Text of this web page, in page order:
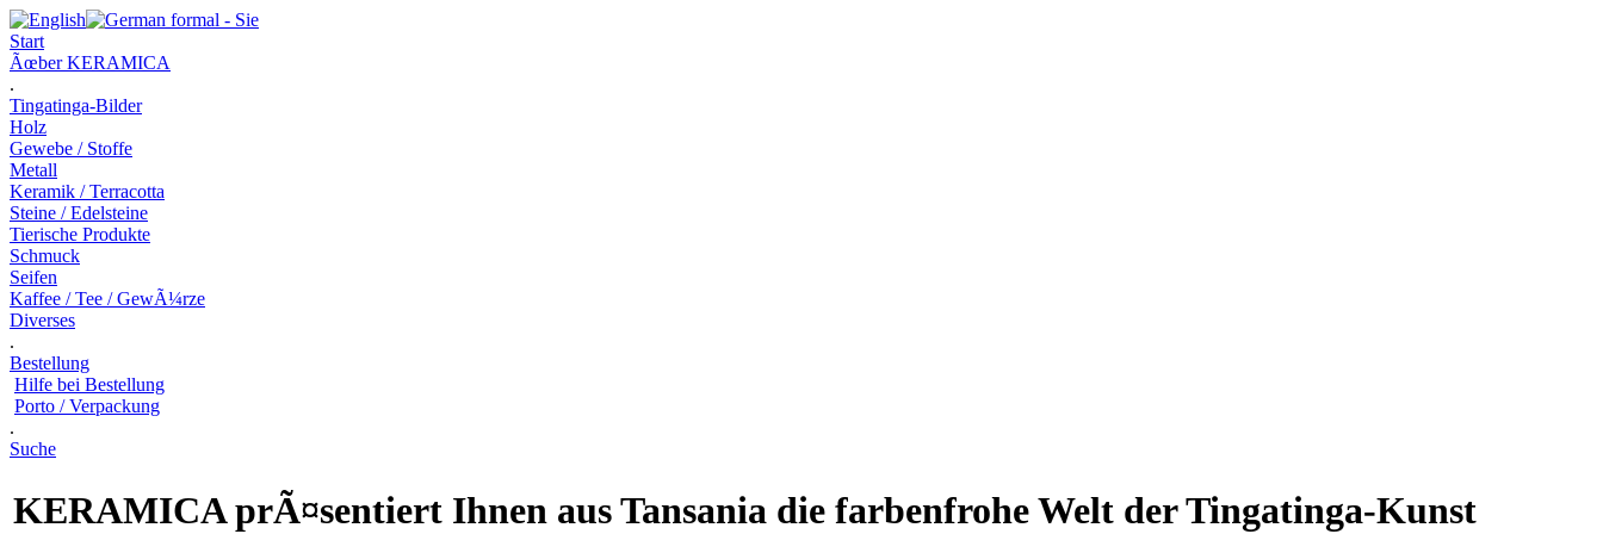
Start
Ãœber KERAMICA
.
Tingatinga-Bilder
Holz
Gewebe / Stoffe
Metall
Keramik / Terracotta
Steine / Edelsteine
Tierische Produkte
Schmuck
Seifen
Kaffee / Tee / GewÃ¼rze
Diverses
.
Bestellung
Hilfe bei Bestellung
Porto / Verpackung
.
Suche
KERAMICAprÃ¤sentiert Ihnen aus Tansania die farbenfrohe Welt der Tingatinga-Kunst